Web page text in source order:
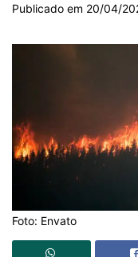
Publicado em 20/04/
Foto: Envato